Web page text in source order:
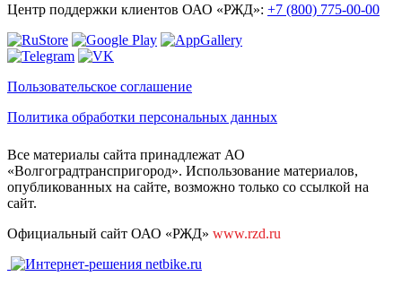
Центр поддержки клиентов ОАО «РЖД»: +7 (800) 775-00-00
Пользовательское соглашение
Политика обработки персональных данных
Все материалы сайта принадлежат АО
«Волгоградтранспригород». Использование материалов,
опубликованных на сайте, возможно только со ссылкой на
сайт.
Официальный сайт ОАО «РЖД» www.rzd.ru